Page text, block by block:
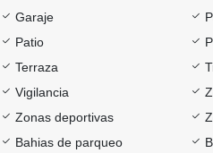
Garaje
Patio
Terraza
Vigilancia
Zonas deportivas
Bahias de parqueo